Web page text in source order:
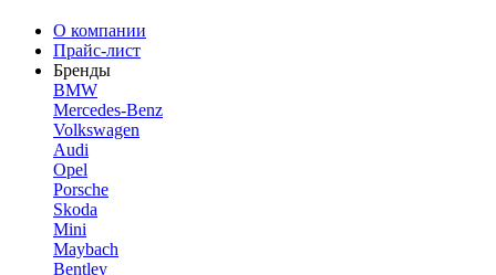
О компании
Прайс-лист
Бренды
BMW
Mercedes-Benz
Volkswagen
Audi
Opel
Porsche
Skoda
Mini
Maybach
Bentley